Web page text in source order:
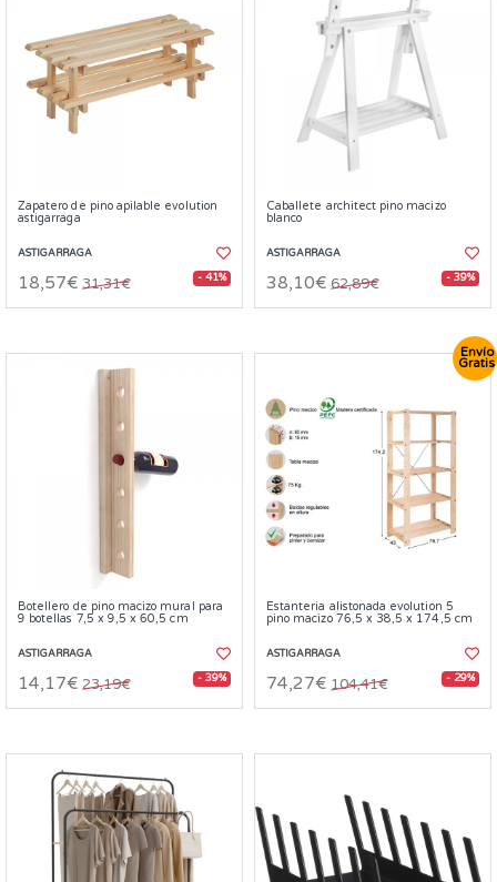
Zapatero de pino apilable evolution
astigarraga
ASTIGARRAGA
18,57€ 31,31€ - 41%
Caballete architect pino macizo
blanco
ASTIGARRAGA
38,10€ 62,89€ - 39%
Botellero de pino macizo mural para
9 botellas 7,5 x 9,5 x 60,5 cm
ASTIGARRAGA
14,17€ 23,19€ - 39%
Envío
Gratis
Estanteria alistonada evolution 5
pino macizo 76,5 x 38,5 x 174,5 cm
ASTIGARRAGA
74,27€ 104,41€ - 29%